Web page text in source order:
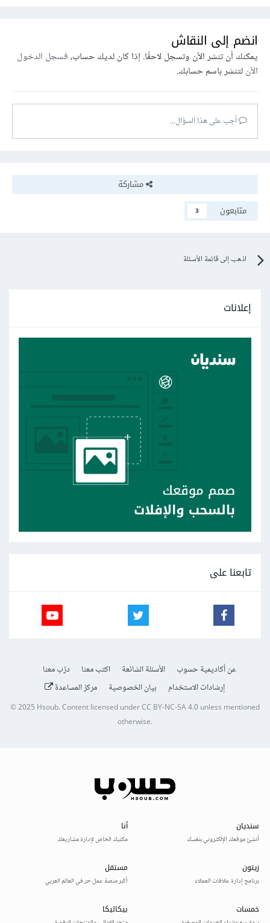
انضم إلى النقاش
يمكنك أن تنشر الآن وتسجل لاحقًا. إذا كان لديك حساب،فسجل الدخول
الآنلتنشر باسم حسابك.
أجب على هذا السؤال...
مشاركة
متابعون
3
اذهب إلى قائمة الأسئلة
إعلانات
تابعنا على
عن أكاديمية حسوب الأسئلة الشائعة اكتب معنا
درّب معنا
إرشادات الاستخدام
بيان الخصوصية مركز المساعدة
© 2025Hsoub.Content licensed underCC BY-NC-SA 4.0unless mentioned
otherwise.